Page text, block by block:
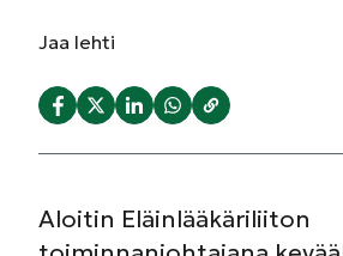
Jaa lehti
Aloitin Eläinlääkäriliiton